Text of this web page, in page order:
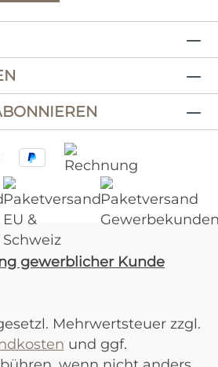
gewerblicher Kunde
Mehrwertsteuer zzgl.
und ggf.